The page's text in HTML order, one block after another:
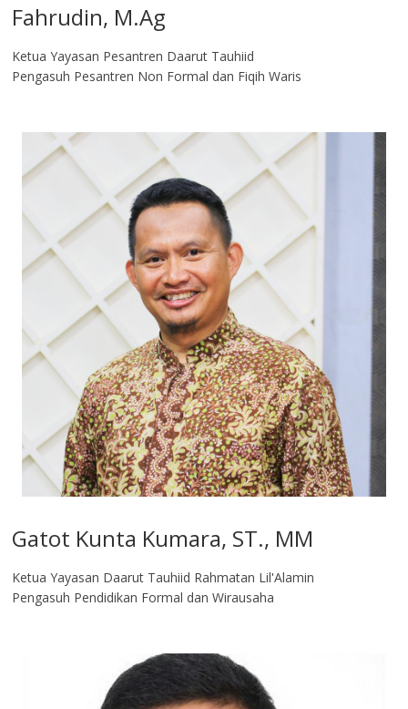
Fahrudin, M.Ag​
Ketua Yayasan Pesantren Daarut Tauhiid
Pengasuh Pesantren Non Formal dan Fiqih Waris
Gatot Kunta Kumara, ST., MM
Ketua Yayasan Daarut Tauhiid Rahmatan Lil'Alamin
Pengasuh Pendidikan Formal dan Wirausaha